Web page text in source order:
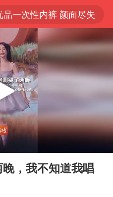
品一次性内裤 颜面尽失
夏日限定体验
视频丨中国东方电气集团原党组副书记、董事宋致远被查
宾市珙县发生3.4级地震
台风白海豚闭眼浙江上海处于危险半圆
正面袭击贯穿浙江
福苑火灾或由烟头引起
州《告全体市民书》
00:33
，我不知道我唱